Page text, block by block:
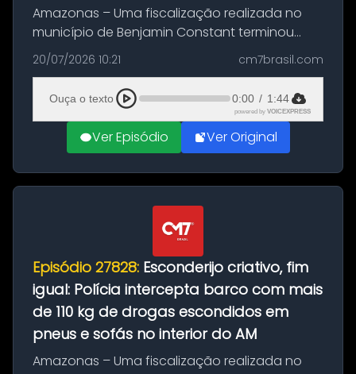
Amazonas – Uma fiscalização realizada no
município de Benjamin Constant terminou
com a apreensão de aproximadamente 115
quilos de entorpecentes em uma
embarcação atracada no porto da cidade. O
materia...
20/07/2026 10:21 cm7brasil.com
Ouça o texto 0:00 / 1:44
powered by VOICEXPRESS
Ver Episódio Ver Original
Episódio 27828: Esconderijo criativo, fim
igual: Polícia intercepta barco com mais
de 110 kg de drogas escondidos em
pneus e sofás no interior do AM
Amazonas – Uma fiscalização realizada no